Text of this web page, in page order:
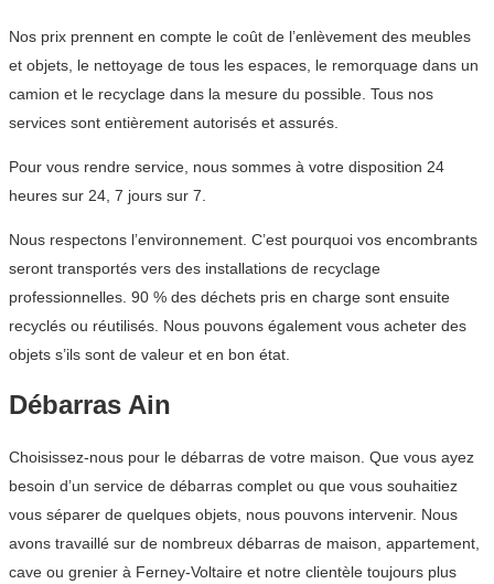
Nos prix prennent en compte le coût de l’enlèvement des meubles
et objets, le nettoyage de tous les espaces, le remorquage dans un
camion et le recyclage dans la mesure du possible. Tous nos
services sont entièrement autorisés et assurés.
Pour vous rendre service, nous sommes à votre disposition 24
heures sur 24, 7 jours sur 7.
Nous respectons l’environnement. C’est pourquoi vos encombrants
seront transportés vers des installations de recyclage
professionnelles. 90 % des déchets pris en charge sont ensuite
recyclés ou réutilisés. Nous pouvons également vous acheter des
objets s’ils sont de valeur et en bon état.
Débarras Ain
Choisissez-nous pour le débarras de votre maison. Que vous ayez
besoin d’un service de débarras complet ou que vous souhaitiez
vous séparer de quelques objets, nous pouvons intervenir. Nous
avons travaillé sur de nombreux débarras de maison, appartement,
cave ou grenier à Ferney-Voltaire et notre clientèle toujours plus